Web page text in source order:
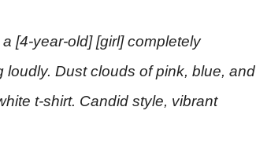
[4-year-old] [girl] completely
Dust clouds of pink, blue, and
t-shirt. Candid style, vibrant